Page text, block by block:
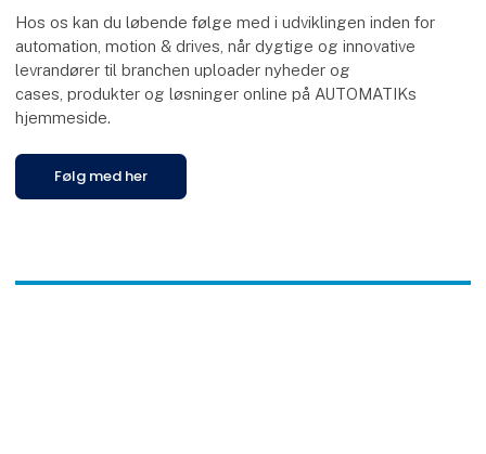
Hos os kan du løbende følge med i udviklingen inden for
automation, motion & drives, når dygtige og innovative
levrandører til branchen uploader nyheder og
cases, produkter og løsninger online på AUTOMATIKs
hjemmeside.
Følg med her